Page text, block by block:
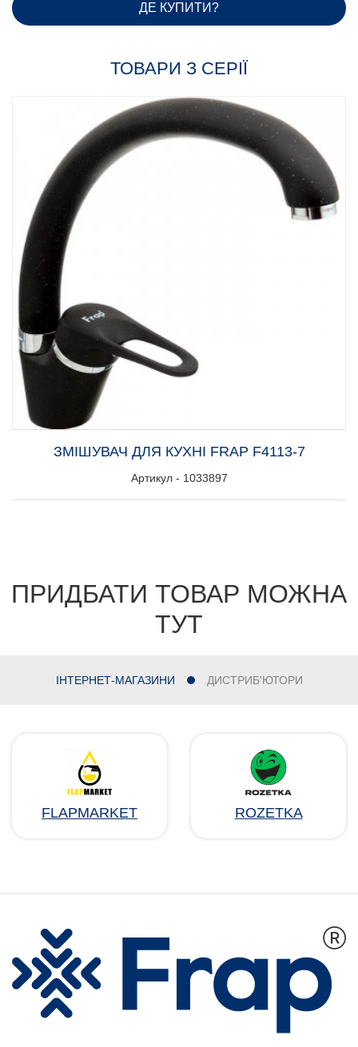
ДЕ КУПИТИ?
ТОВАРИ З СЕРІЇ
ЗМІШУВАЧ ДЛЯ КУХНІ FRAP F4113-7
Артикул - 1033897
ПРИДБАТИ ТОВАР МОЖНА
ТУТ
ІНТЕРНЕТ-МАГАЗИНИ ДИСТРИБ'ЮТОРИ
FLAPMARKET ROZETKA